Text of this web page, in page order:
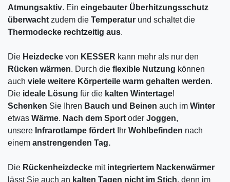
Atmungsaktiv. Ein eingebauter Überhitzungsschutz
überwacht zudem die Temperatur und schaltet die
Thermodecke rechtzeitig aus.
Die Heizdecke von KESSER kann mehr als nur den
Rücken wärmen. Durch die flexible Nutzung können
auch viele weitere Körperteile warm gehalten werden.
Die ideale Lösung für die kalten Wintertage!
Schenken Sie Ihren Bauch und Beinen auch im Winter
etwas Wärme. Nach dem Sport oder Joggen,
unsere Infrarotlampe fördert Ihr Wohlbefinden nach
einem anstrengenden Tag.
Die Rückenheizdecke mit integriertem Nackenwärmer
lässt Sie auch an kalten Tagen nicht im Stich, denn im